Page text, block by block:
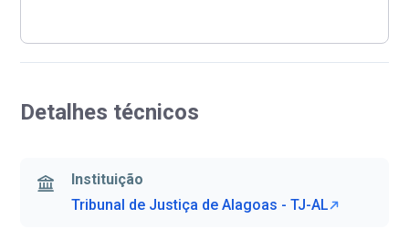
Detalhes técnicos
Instituição
Tribunal de Justiça de Alagoas - TJ-AL